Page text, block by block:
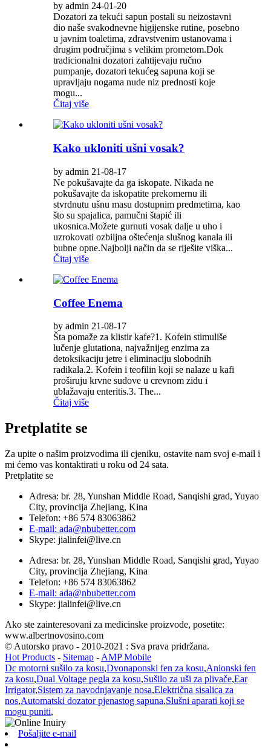
by admin 24-01-20
Dozatori za tekući sapun postali su neizostavni
dio naše svakodnevne higijenske rutine, posebno
u javnim toaletima, zdravstvenim ustanovama i
drugim područjima s velikim prometom.Dok
tradicionalni dozatori zahtijevaju ručno
pumpanje, dozatori tekućeg sapuna koji se
upravljaju nogama nude niz prednosti koje
mogu...
Čitaj više
Kako ukloniti ušni vosak?
by admin 21-08-17
Ne pokušavajte da ga iskopate. Nikada ne
pokušavajte da iskopatite prekomernu ili
stvrdnutu ušnu masu dostupnim predmetima, kao
što su spajalica, pamučni štapić ili
ukosnica.Možete gurnuti vosak dalje u uho i
uzrokovati ozbiljna oštećenja slušnog kanala ili
bubne opne.Najbolji način da se riješite viška...
Čitaj više
Coffee Enema
by admin 21-08-17
Šta pomaže za klistir kafe?1. Kofein stimuliše
lučenje glutationa, najvažnijeg enzima za
detoksikaciju jetre i eliminaciju slobodnih
radikala.2. Kofein i teofilin koji se nalaze u kafi
proširuju krvne sudove u crevnom zidu i
ublažavaju enteritis.3. The...
Čitaj više
Pretplatite se
Za upite o našim proizvodima ili cjeniku, ostavite nam svoj e-mail i
mi ćemo vas kontaktirati u roku od 24 sata.
Pretplatite se
Adresa: br. 28, Yunshan Middle Road, Sanqishi grad, Yuyao
City, provincija Zhejiang, Kina
Telefon: +86 574 83063862
E-mail: ada@nbubetter.com
Skype: jialinfei@live.cn
Adresa: br. 28, Yunshan Middle Road, Sanqishi grad, Yuyao
City, provincija Zhejiang, Kina
Telefon: +86 574 83063862
E-mail: ada@nbubetter.com
Skype: jialinfei@live.cn
Ako ste zainteresovani za medicinske proizvode, posetite:
www.albertnovosino.com
© Autorsko pravo - 2010-2021 : Sva prava pridržana.
Hot Products - Sitemap - AMP Mobile
Dc motorni sušilo za kosu,Dvonaponski fen za kosu,Anionski fen
za kosu,Dual Voltage pegla za kosu,Sušilo za uši za plivače,Ear
Irrigator,Sistem za navodnjavanje nosa,Električna sisalica za
nos,Automatski dozator pjenastog sapuna,Slušni aparati koji se
mogu puniti,
Pošaljite e-mail